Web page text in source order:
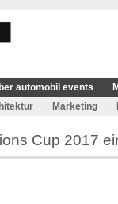
automobil events
Marketing
Cup 2017
für